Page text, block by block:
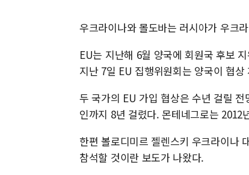
우크라이나와 몰도바는 러시아가 우크
EU는 지난해 6월 양국에 회원국 후보
지난 7일 EU 집행위원회는 양국이 협
두 국가의 EU 가입 협상은 수년 걸릴
인까지 8년 걸렸다. 몬테네그로는 2012
한편 볼로디미르 젤렌스키 우크라이나
참석할 것이란 보도가 나왔다.